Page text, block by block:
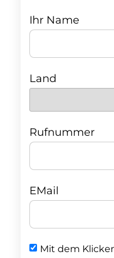
Ihr Name
Land
Rufnummer
EMail
Mit dem